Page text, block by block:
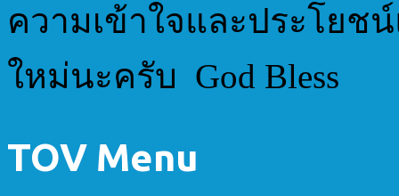
ความเข้าใจและประโ
ใหม่นะครับ God Bless
TOV Menu